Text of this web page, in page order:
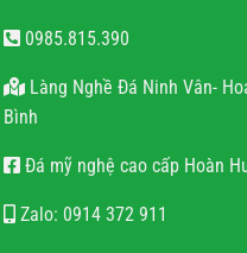
Bùi Quốc Trung
đã đi xem rất nhiều những công
không thấy sự sắc sảo, tinh tế,
làm lăng mộ đá cho có, không
tâm đến thẩm mỹ và chất
0985.815.390
Làng Nghề Đá Ninh Vân-
Bình
Đá mỹ nghệ cao cấp Hoàn
Zalo: 0914 372 911